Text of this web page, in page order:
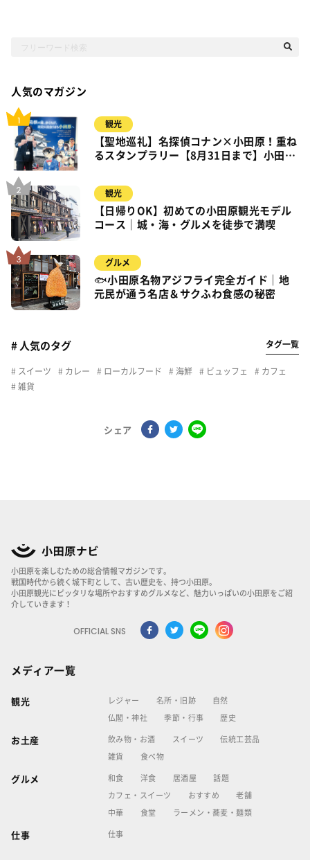
人気のマガジン
観光
【聖地巡礼】名探偵コナン×小田原！重ね
るスタンプラリー【8月31日まで】小田
観光
【日帰りOK】初めての小田原観光モデル
コース｜城・海・グルメを徒歩で満喫
グルメ
🐟小田原名物アジフライ完全ガイド｜地
元民が通う名店＆サクふわ食感の秘密
# 人気のタグ タグ一覧
スイーツ カレー ローカルフード 海鮮 ビュッフェ
カフェ
雑貨
シェア
小田原を楽しむための総合情報マガジンです。
戦国時代から続く城下町として、古い歴史を、持つ小田原。
小田原観光にピッタリな場所やおすすめグルメなど、魅力いっぱいの小田原をご紹
介していきます！
OFFICIAL SNS
メディア一覧
観光 レジャー 名所・旧跡 自然
仏閣・神社 季節・行事 歴史
お土産 飲み物・お酒 スイーツ 伝統工芸品
雑貨 食べ物
グルメ 和食 洋食 居酒屋 話題
カフェ・スイーツ おすすめ 老舗
中華 食堂 ラーメン・蕎麦・麺類
仕事 仕事